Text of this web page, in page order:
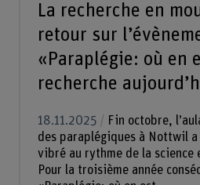
La recherche en
retour sur
«Paraplégie: où en
recherche
18.11.2025
Fin octobre,
des paraplégiques à Nottwil a
vibré au rythme de la science
Pour la troisième année